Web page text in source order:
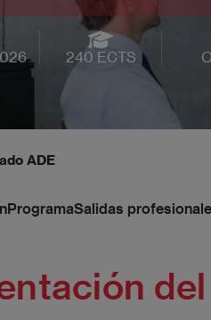
240 ECTS
ADE
ProgramaSalidas